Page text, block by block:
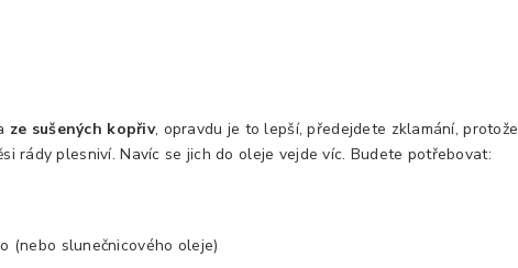
ze sušených kopřiv, opravdu je to lepší, předejdete zklamání, protože
rády plesniví. Navíc se jich do oleje vejde víc. Budete potřebovat:
(nebo slunečnicového oleje)